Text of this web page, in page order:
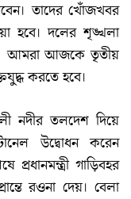
তাদের খোঁজখবর
হবে। দলের শৃঙ্খলা
আমরা আজকে তৃতীয়
করতে হবে।
নদীর তলদেশ দিয়ে
উদ্বোধন করেন
প্রধানমন্ত্রী গাড়িবহর
রওনা দেয়। বেলা